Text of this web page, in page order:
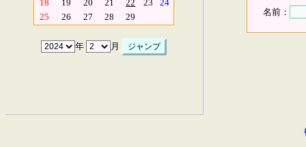
18
19 20 21 22 23
24
25
26 27 28 29
年 月
名前：